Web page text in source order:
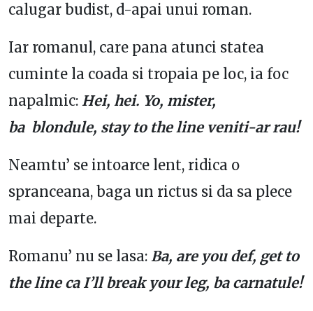
calugar budist, d-apai unui roman.
Iar romanul, care pana atunci statea
cuminte la coada si tropaia pe loc, ia foc
napalmic: Hei, hei. Yo, mister,
ba blondule, stay to the line veniti-ar rau!
Neamtu’ se intoarce lent, ridica o
spranceana, baga un rictus si da sa plece
mai departe.
Romanu’ nu se lasa: Ba, are you def, get to
the line ca I’ll break your leg, ba carnatule!